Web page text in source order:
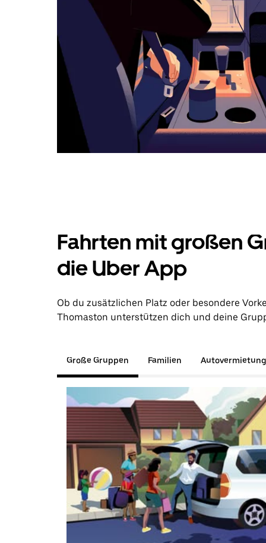
Fahrten mit großen
die Uber App
Ob du zusätzlichen Platz oder besondere
Thomaston unterstützen dich und deine
Große Gruppen Familien